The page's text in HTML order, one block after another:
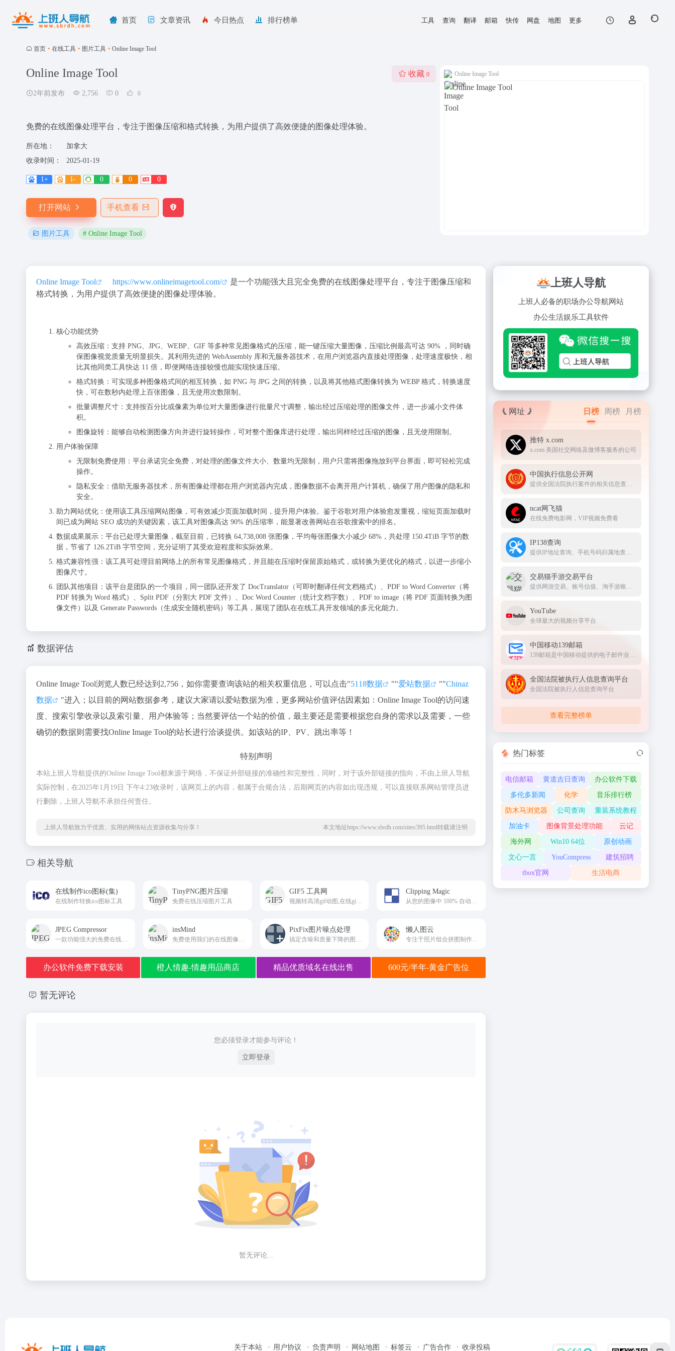
首页 文章资讯 今日热点 排行榜单 工具 查询 翻译 邮箱 快传 网盘 地图 更多
首页 • 在线工具 • 图片工具 • Online Image Tool
Online Image Tool
2年前发布 2,756 0 0
收藏 0
免费的在线图像处理平台，专注于图像压缩和格式转换，为用户提供了高效便捷的图像处理体验。
所在地：
加拿大
收录时间：
2025-01-19
1+ 1- 0 0 0
打开网站 手机查看
图片工具 # Online Image Tool
Online Image Tool
Online Image Tool https://www.onlineimagetool.com/
是一个功能强大且完全免费的在线图像处理平台，专注于图像压缩和
格式转换，为用户提供了高效便捷的图像处理体验。
核心功能优势
高效压缩 ：支持 PNG、JPG、WEBP、GIF 等多种常见图像格式的压缩，能一键压缩大量图像，压缩比例最高可达 90% ，同时确
保图像视觉质量无明显损失。其利用先进的 WebAssembly 库和无服务器技术，在用户浏览器内直接处理图像，处理速度极快，相
比其他同类工具快达 11 倍，即便网络连接较慢也能实现快速压缩。
格式转换 ：可实现多种图像格式间的相互转换，如 PNG 与 JPG 之间的转换，以及将其他格式图像转换为 WEBP 格式，转换速度
快，可在数秒内处理上百张图像，且无使用次数限制。
批量调整尺寸 ：支持按百分比或像素为单位对大量图像进行批量尺寸调整，输出经过压缩处理的图像文件，进一步减小文件体
积。
图像旋转 ：能够自动检测图像方向并进行旋转操作，可对整个图像库进行处理，输出同样经过压缩的图像，且无使用限制。
用户体验保障
无限制免费使用 ：平台承诺完全免费，对处理的图像文件大小、数量均无限制，用户只需将图像拖放到平台界面，即可轻松完成
操作。
隐私安全 ：借助无服务器技术，所有图像处理都在用户浏览器内完成，图像数据不会离开用户计算机，确保了用户图像的隐私和
安全。
助力网站优化 ：使用该工具压缩网站图像，可有效减少页面加载时间，提升用户体验。鉴于谷歌对用户体验愈发重视，缩短页面加载时
间已成为网站 SEO 成功的关键因素，该工具对图像高达 90% 的压缩率，能显著改善网站在谷歌搜索中的排名。
数据成果展示 ：平台已处理大量图像，截至目前，已转换 64,738,008 张图像，平均每张图像大小减少 68%，共处理 150.4TiB 字节的数
据，节省了 126.2TiB 字节空间，充分证明了其受欢迎程度和实际效果。
格式兼容性强 ：该工具可处理目前网络上的所有常见图像格式，并且能在压缩时保留原始格式，或转换为更优化的格式，以进一步缩小
图像尺寸。
团队其他项目
：该平台是团队的一个项目，同一团队还开发了 DocTranslator（可即时翻译任何文档格式）、PDF to Word Converter（将
PDF 转换为 Word 格式）、Split PDF（分割大 PDF 文件）、Doc Word Counter（统计文档字数）、PDF to image（将 PDF 页面转换为图
像文件）以及 Generate Passwords（生成安全随机密码）等工具，展现了团队在在线工具开发领域的多元化能力。
数据评估
Online Image Tool浏览人数已经达到2,756，如你需要查询该站的相关权重信息，可以点击"5118数据 ""爱站数据 ""Chinaz
数据
"进入；以目前的网站数据参考，建议大家请以爱站数据为准，更多网站价值评估因素如：Online Image Tool的访问速
度、搜索引擎收录以及索引量、用户体验等；当然要评估一个站的价值，最主要还是需要根据您自身的需求以及需要，一些
确切的数据则需要找Online Image Tool的站长进行洽谈提供。如该站的IP、PV、跳出率等！
特别声明
本站上班人导航提供的Online Image Tool都来源于网络，不保证外部链接的准确性和完整性，同时，对于该外部链接的指向，不由上班人导航
实际控制，在2025年1月19日 下午4:23收录时，该网页上的内容，都属于合规合法，后期网页的内容如出现违规，可以直接联系网站管理员进
行删除，上班人导航不承担任何责任。
上班人导航致力于优质、实用的网络站点资源收集与分享！ 本文地址https://www.sbrdh.com/sites/395.html转载请注明
相关导航
在线制作ico图标(集)
在线制作转换ico图标工具
TinyPNG图片压缩
免费在线压缩图片工具
GIF5 工具网 Clipping Magic
JPEG Compressor insMind PixFix图片噪点处理 懒人图云
办公软件免费下载安装 橙人情趣-情趣用品商店 精品优质域名在线出售 600元/半年-黄金广告位
暂无评论
您必须登录才能参与评论！
立即登录
暂无评论...
上班人导航
上班人必备的职场办公导航网站
办公生活娱乐工具软件
网址 日榜 周榜 月榜
推特 x.com
x.com 美国社交网络及微博客服务的公司
中国执行信息公开网
提供全国法院执行案件的相关信息查询服务
ncat网飞猫
在线免费电影网，VIP视频免费看
IP138查询
提供IP地址查询、手机号码归属地查询、邮政编码查询及身份证号码验证等服务
交易猫手游交易平台
提供网游交易、账号估值、淘手游账号、装备道具交易、买号卖号、游戏代练、苹果代充值、游戏充值、首充号等服务，手游交易就上交易猫官网
YouTube
全球最大的视频分享平台
中国移动139邮箱
139邮箱是中国移动提供的电子邮件业务，以手机号@139.com作为邮箱地址，来邮短信及时提醒,同时提供WEB、WAP、短彩信、APP等多种方式，随时随地收发邮件
全国法院被执行人信息查询平台
全国法院被执行人信息查询平台
查看完整榜单
热门标签
电信邮箱 黄道吉日查询 办公软件下载
多伦多新闻 化学 音乐排行榜
防木马浏览器 公司查询 重装系统教程
加油卡 图像背景处理功能 云记
海外网 Win10 64位 原创动画
文心一言 YouCompress 建筑招聘
tbox官网 生活电商
关于本站 用户协议 负责声明 网站地图 标签云 广告合作 收录投稿